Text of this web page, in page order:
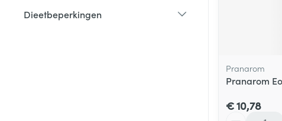
Dieetbeperkingen
Pranarom
Pranarom
€ 10,78